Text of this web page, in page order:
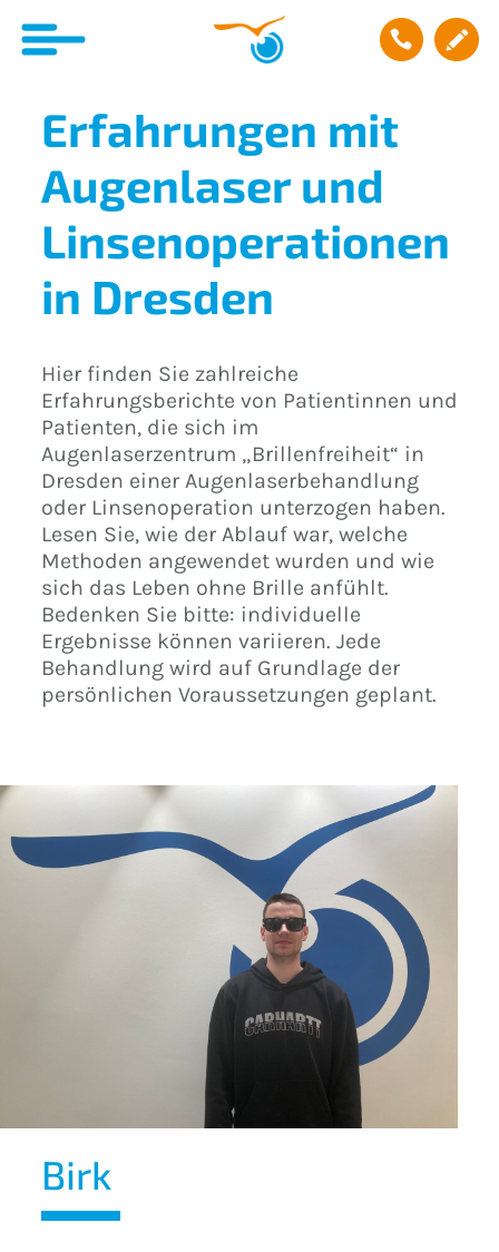
Erfahrungen mit
Augenlaser und
Linsenoperationen
in Dresden
Hier finden Sie zahlreiche
Erfahrungsberichte von Patientinnen und
Patienten, die sich im
Augenlaserzentrum „Brillenfreiheit“ in
Dresden einer Augenlaserbehandlung
oder Linsenoperation unterzogen haben.
Lesen Sie, wie der Ablauf war, welche
Methoden angewendet wurden und wie
sich das Leben ohne Brille anfühlt.
Bedenken Sie bitte: individuelle
Ergebnisse können variieren. Jede
Behandlung wird auf Grundlage der
persönlichen Voraussetzungen geplant.
Birk